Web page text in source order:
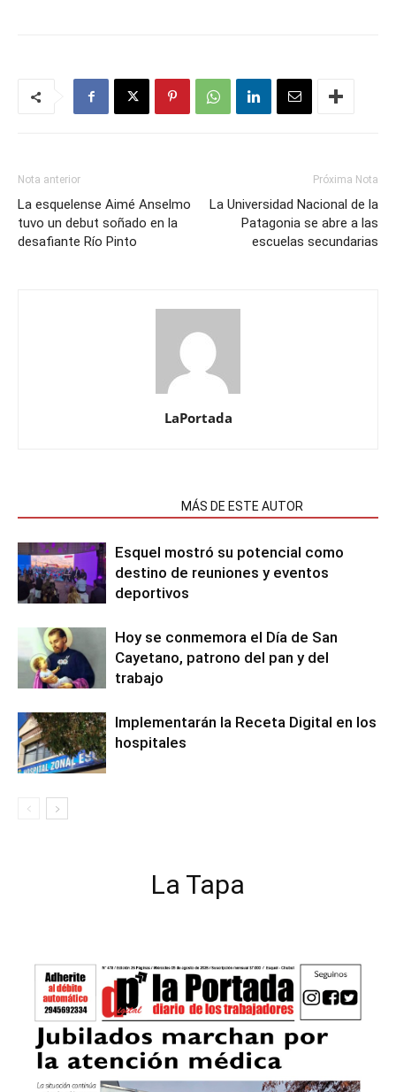
Nota anterior
La esquelense Aimé Anselmo
tuvo un debut soñado en la
desafiante Río Pinto
Próxima Nota
La Universidad Nacional de la
Patagonia se abre a las
escuelas secundarias
LaPortada
MÁS DE ESTE AUTOR
Esquel mostró su potencial como
destino de reuniones y eventos
deportivos
Hoy se conmemora el Día de San
Cayetano, patrono del pan y del
trabajo
Implementarán la Receta Digital en los
hospitales
La Tapa